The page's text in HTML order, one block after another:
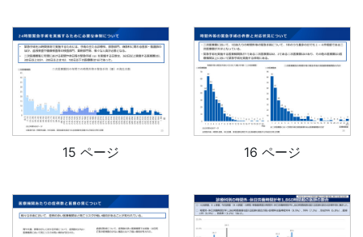
15 ページ 16 ページ